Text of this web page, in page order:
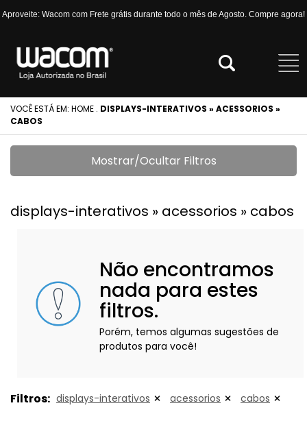
Aproveite: Wacom com Frete grátis durante todo o mês de Agosto. Compre agora!
VOCÊ ESTÁ EM: HOME . DISPLAYS-INTERATIVOS » ACESSORIOS »
CABOS
Mostrar/Ocultar Filtros
displays-interativos » acessorios » cabos
Não encontramos
nada para estes
filtros.
Porém, temos algumas sugestões de
produtos para você!
Filtros: displays-interativos acessorios cabos